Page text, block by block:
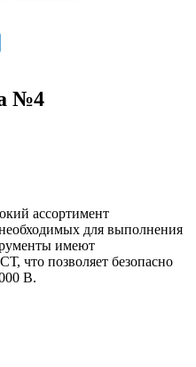
№4
ассортимент
для выполнения
имеют
что позволяет безопасно
В.